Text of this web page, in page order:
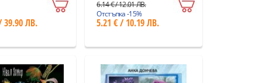
39.90 ЛВ.
6.14 € / 12.01 ЛВ.
Отстъпка -15%
5.21 € / 10.19 ЛВ.